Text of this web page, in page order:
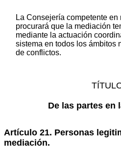
La Consejería competente
procurará que la mediación
mediante la actuación
sistema en todos los ámbitos
de conflictos.
De las partes en
Artículo 21. Personas
mediación.